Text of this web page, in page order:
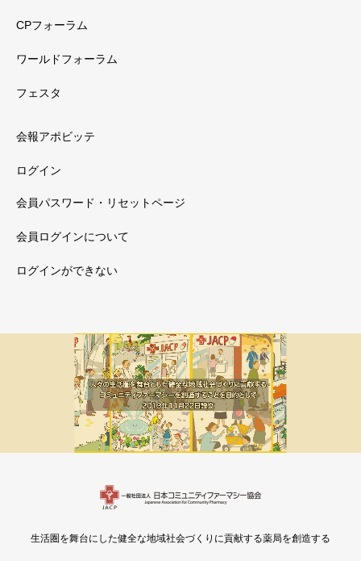
CPフォーラム
ワールドフォーラム
フェスタ
会報アポビッテ
ログイン
会員パスワード・リセットページ
会員ログインについて
ログインができない
会員限定
生活圏を舞台にした健全な地域社会づくりに貢献する薬局を創造する